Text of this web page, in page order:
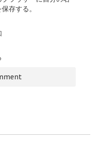
存する。